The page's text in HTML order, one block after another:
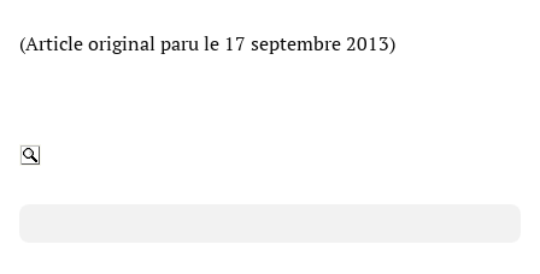
(Article original paru le 17 septembre 2013)